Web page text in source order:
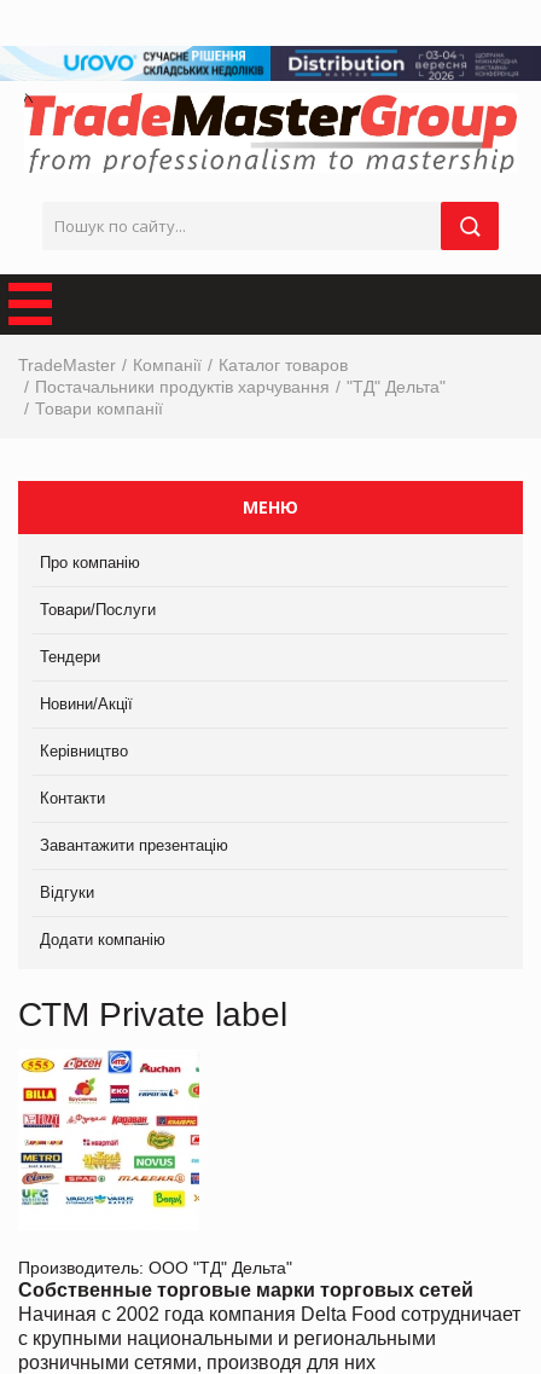
TradeMaster Компанії
Каталог товаров
Постачальники продуктів харчування
"ТД" Дельта"
Товари компанії
МЕНЮ
Про компанію
Товари/Послуги
Тендери
Новини/Акції
Керівництво
Контакти
Завантажити презентацію
Відгуки
Додати компанію
СТМ Private label
Производитель: ООО "ТД" Дельта"
Собственные торговые марки торговых сетей
Начиная с 2002 года компания Delta Food сотрудничает
с крупными национальными и региональными
розничными сетями, производя для них